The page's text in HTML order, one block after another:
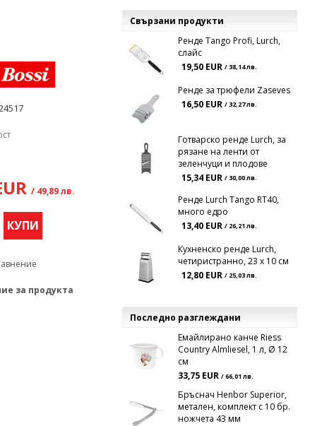
/ 49,89 лв.
КУПИ
за продукта
Свързани продукти
Ренде Tango Profi, Lurch,
слайс
19,50 EUR / 38,14 лв.
Ренде за трюфели Zaseves
16,50 EUR / 32,27 лв.
Готварско ренде Lurch, за
рязане на ленти от
зеленчуци и плодове
15,34 EUR / 30,00 лв.
Ренде Lurch Tango RT40,
много едро
13,40 EUR / 26,21 лв.
Кухненско ренде Lurch,
четиристранно, 23 x 10 см
12,80 EUR / 25,03 лв.
Последно разглеждани
Емайлирано канче Riess
Country Almliesel, 1 л, Ø 12
см
33,75 EUR / 66,01 лв.
Бръснач Henbor Superior,
метален, комплект с 10 бр.
ножчета 43 мм